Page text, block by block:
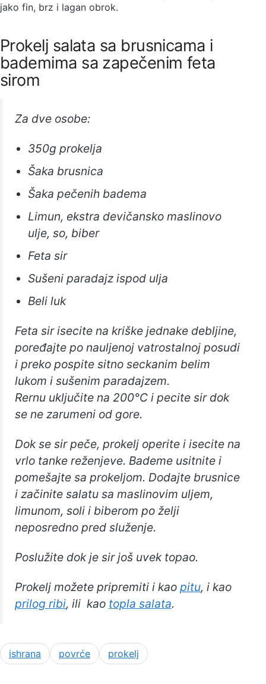
jako fin, brz i lagan obrok.
Prokelj salata sa brusnicama i
bademima sa zapečenim feta
sirom
Za dve osobe:
350g prokelja
Šaka brusnica
Šaka pečenih badema
Limun, ekstra devičansko maslinovo
ulje, so, biber
Feta sir
Sušeni paradajz ispod ulja
Beli luk
Feta sir isecite na kriške jednake debljine,
poređajte po nauljenoj vatrostalnoj posudi
i preko pospite sitno seckanim belim
lukom i sušenim paradajzem.
Rernu uključite na 200°C i pecite sir dok
se ne zarumeni od gore.
Dok se sir peče, prokelj operite i isecite na
vrlo tanke reženjeve. Bademe usitnite i
pomešajte sa prokeljom. Dodajte brusnice
i začinite salatu sa maslinovim uljem,
limunom, soli i biberom po želji
neposredno pred služenje.
Poslužite dok je sir još uvek topao.
Prokelj možete pripremiti i kao pitu, i kao
prilog ribi, ili kao topla salata.
ishrana povrće prokelj